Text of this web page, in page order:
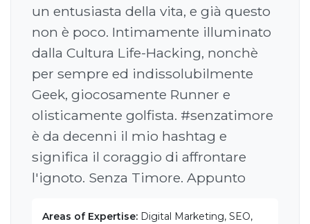
un entusiasta della vita, e già questo
non è poco. Intimamente illuminato
dalla Cultura Life-Hacking, nonchè
per sempre ed indissolubilmente
Geek, giocosamente Runner e
olisticamente golfista. #senzatimore
è da decenni il mio hashtag e
significa il coraggio di affrontare
l'ignoto. Senza Timore. Appunto
Areas of Expertise: Digital Marketing, SEO,